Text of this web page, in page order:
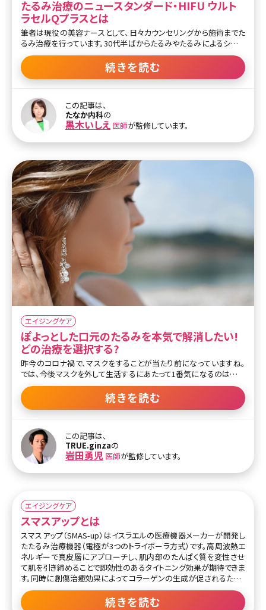
たるみ治療のニュースタンダード・HIFU ウルト
ラセルQプラスとは
筆者は現役の美容ナースとして、日々カウンセリングから施術までた
るみ治療を行っています。30代半ばからたるみやたるみによるシワは
ご自身でも気になりだす方が多く、一度の施術では終わらず納得で
きるまで長期間かかる根気のいる治療と言えるでしょう。 また、他人
から見た時にはシミよりシワやたるみの方が年齢を感じるということ
アンチエイジングでまず第一に取り掛かるのはたるみやシワ治療が
おすすめです。そのたるみの原因も様々です。なぜたるみは引き起こ
されるのかについて、まずは解説していきます。 【監修医師からのワ
ンポイント】たるみとは、加齢や生活習慣、外的刺激などが原因で生
じます。部位別の原因は皮膚・皮下脂肪・靭帯・スマス筋腱膜と関係
きましょう。治療も大切ですが、普段から紫
続きを読む
この記事は、
たなか内科の
黒木いしえ 医師が監修しています。
エイジングケア
ぽよっとした口元のたるみを本気で解消したい!
どの治療を選択する?
昨今のコロナ禍で、マスクをすることが当たり前になっていますね。
では、今後マスクを外して生活するにあたって1番気になるのは目の
下からフェイスラインまでの中顔面及び下顔面です。特に、ほうれい
線や口元のぽよっとしたたるみで悩まれている方が多いです。ダイエ
ットで改善すると思っても効果がなかったり、そればかりか歳を重ね
んな口横のなかなか落ちないぽよっとしたたるみについて解説して
いきます。 顔のマッサージや筋トレなどYouTubeやInstagramで様々
なものが紹介されていますが、美容看護師として言わせていただくと
それでは口元のぽよっとしたたるみには効果が薄く改善はほぼしな
いと考えられます。なぜなら、口横は筋肉がつきにくく脂肪のボリュー
続きを読む
この記事は、
TRUE.ginzaの
岩田勇児 医師が監修しています。
エイジングケア
スマスアップとは
スマスアップ（SMAS-up）はイスラエルの医療機器メーカーが開発し
たたるみ治療機器（電極が3つのトライポーラ方式）です。高周波熱エ
ネルギーで真皮層にアプローチし、肌内部のたんぱく質を変性させ
て肌を引き締めることで即効性のあるタイトニング効果が期待できま
す。同時に創傷治癒効果によってコラーゲンの生成が促されるため、
肌のハリがアップし、たるみやゆるみが改善され美肌効果も得られま
す。
続きを読む